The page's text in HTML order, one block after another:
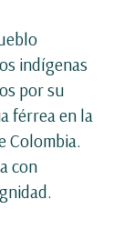
indígenas
por su
férrea en la
Colombia.
con